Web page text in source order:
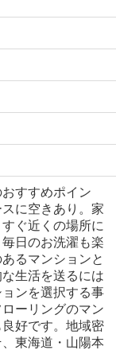
おすすめポイン
に空きあり。家
ぐ近くの場所に
日のお洗濯も楽
るマンションと
生活を送るには
ンを選択する事
ーリングのマン
好です。地域密
東海道・山陽本